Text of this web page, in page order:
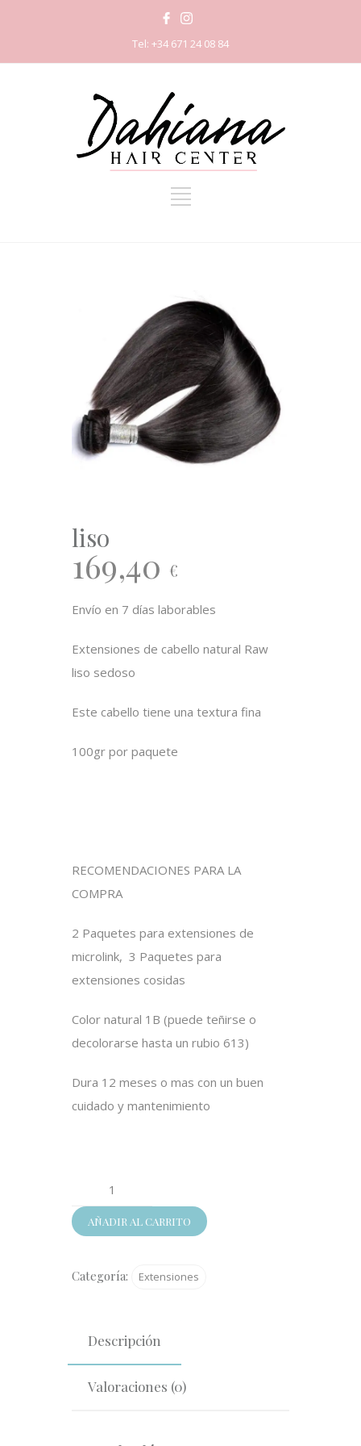
Tel: +34 671 24 08 84
liso
169,40 €
Envío en 7 días laborables
Extensiones de cabello natural Raw
liso sedoso
Este cabello tiene una textura fina
100gr por paquete
RECOMENDACIONES PARA LA
COMPRA
2 Paquetes para extensiones de
microlink, 3 Paquetes para
extensiones cosidas
Color natural 1B (puede teñirse o
decolorarse hasta un rubio 613)
Dura 12 meses o mas con un buen
cuidado y mantenimiento
cantidad
AÑADIR AL CARRITO
Categoría: Extensiones
Descripción
Valoraciones (0)